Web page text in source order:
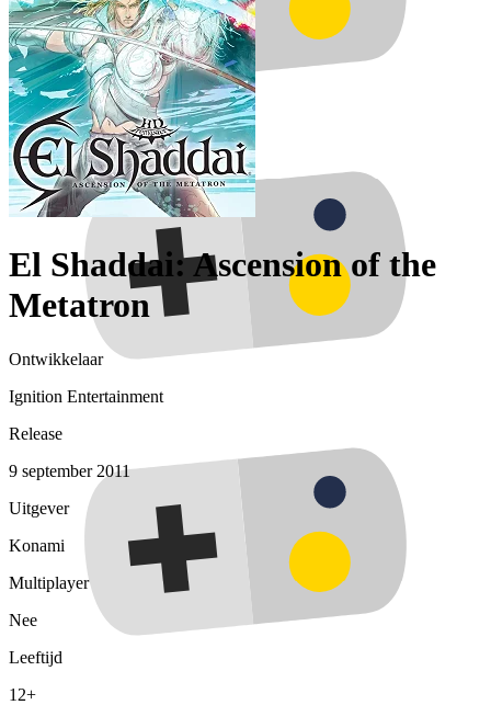
El Shaddai: Ascension of the
Metatron
Ontwikkelaar
Ignition Entertainment
Release
9 september 2011
Uitgever
Konami
Multiplayer
Nee
Leeftijd
12+